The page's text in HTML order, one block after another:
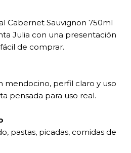
Cabernet Sauvignon 750ml
Julia con una presentación
de comprar.
mendocino, perfil claro y uso
pensada para uso real.
pastas, picadas, comidas de